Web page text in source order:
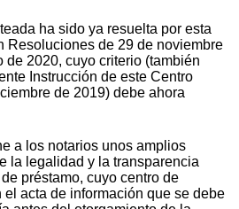
ha sido ya resuelta por esta
Resoluciones de 29 de noviembre
de 2020, cuyo criterio (también
Instrucción de este Centro
de 2019) debe ahora
a los notarios unos amplios
la legalidad y la transparencia
préstamo, cuyo centro de
el acta de información que se debe